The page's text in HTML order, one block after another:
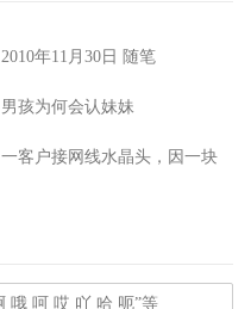
2010年11月30日 随笔
男孩为何会认妹妹
一客户接网线水晶头，因一块